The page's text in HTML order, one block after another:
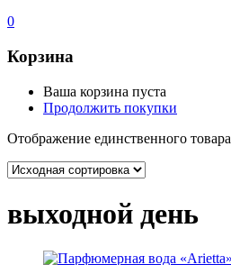
0
Корзина
Ваша корзина пуста
Продолжить покупки
Отображение единственного товара
выходной день